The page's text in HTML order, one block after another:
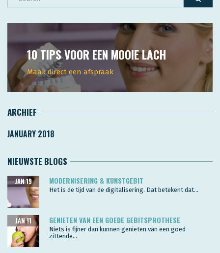
10 TIPS VOOR EEN MOOIE LACH
Maak direct een afspraak
ARCHIEF
JANUARY 2018
NIEUWSTE BLOGS
MODERNISERING & KUNSTGEBIT
JAN 19
Het is de tijd van de digitalisering. Dat betekent dat...
GENIETEN VAN EEN GOEDE GEBITSPROTHESE
JAN 11
Niets is fijner dan kunnen genieten van een goed
zittende...